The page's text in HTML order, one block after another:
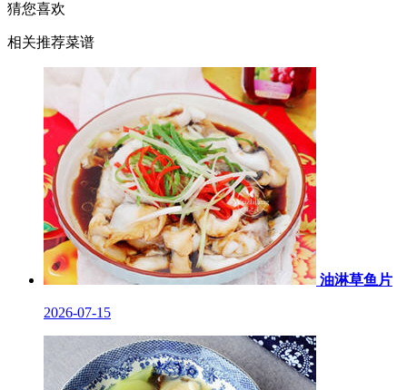
猜您喜欢
相关推荐菜谱
油淋草鱼片
2026-07-15